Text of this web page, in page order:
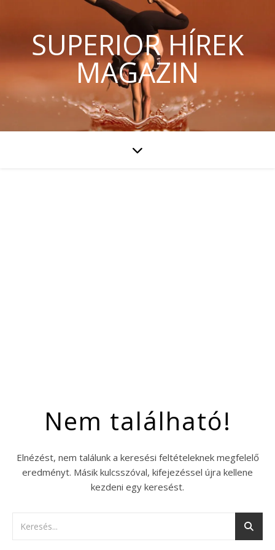
SUPERIOR HÍREK
MAGAZIN
Nem található!
Elnézést, nem találunk a keresési feltételeknek megfelelő
eredményt. Másik kulcsszóval, kifejezéssel újra kellene
kezdeni egy keresést.